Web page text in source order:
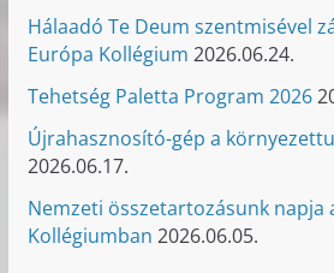
Hálaadó Te Deum szentmisével
Európa Kollégium 2026.06.24.
Tehetség Paletta Program 2026
Újrahasznosító-gép a
2026.06.17.
Nemzeti összetartozásunk napja
Kollégiumban 2026.06.05.